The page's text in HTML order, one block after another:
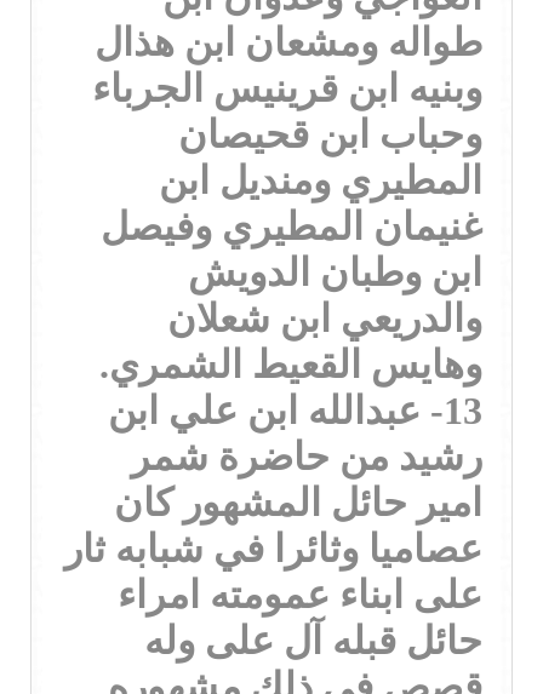
طواله ومشعان ابن هذال
وبنيه ابن قرينيس الجرباء
وحباب ابن قحيصان
المطيري ومنديل ابن
غنيمان المطيري وفيصل
ابن وطبان الدويش
والدريعي ابن شعلان
وهايس القعيط الشمري.
13- عبدالله ابن علي ابن
رشيد من حاضرة شمر
امير حائل المشهور كان
عصاميا وثائرا في شبابه ثار
على ابناء عمومته امراء
حائل قبله آل على وله